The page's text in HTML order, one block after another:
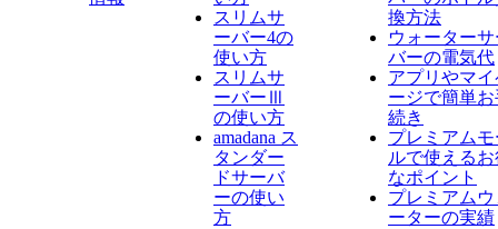
スリムサ
ーバー4の
使い方
スリムサ
ーバーⅢ
の使い方
amadana ス
タンダー
ドサーバ
ーの使い
方
換方法
ウォーター
バーの電気代
アプリやマイ
ージで簡単お
続き
プレミアムモ
ルで使える
なポイント
プレミアムウ
ーターの実績